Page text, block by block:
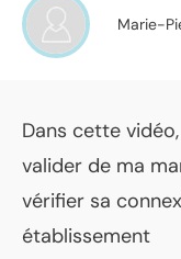
Marie-
Dans cette
valider de ma
vérifier sa
établissement